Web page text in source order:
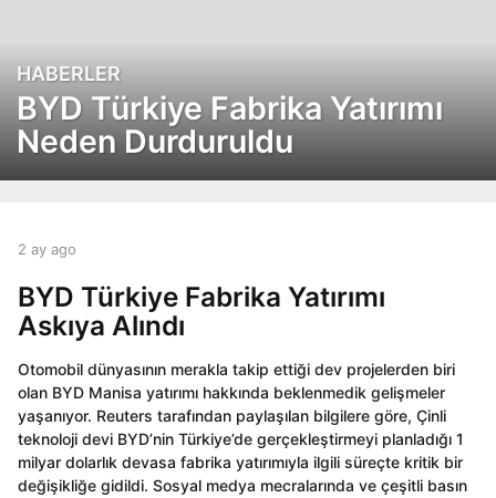
2
a
y
a
y
a
g
o
HABERLER
BYD Türkiye Fabrika Yatırımı
Neden Durduruldu
b
a
d
m
n
2 ay ago
y
g
BYD Türkiye Fabrika Yatırımı
Askıya Alındı
Otomobil dünyasının merakla takip ettiği dev projelerden biri
olan BYD Manisa yatırımı hakkında beklenmedik gelişmeler
yaşanıyor. Reuters tarafından paylaşılan bilgilere göre, Çinli
teknoloji devi BYD’nin Türkiye’de gerçekleştirmeyi planladığı 1
milyar dolarlık devasa fabrika yatırımıyla ilgili süreçte kritik bir
değişikliğe gidildi. Sosyal medya mecralarında ve çeşitli basın